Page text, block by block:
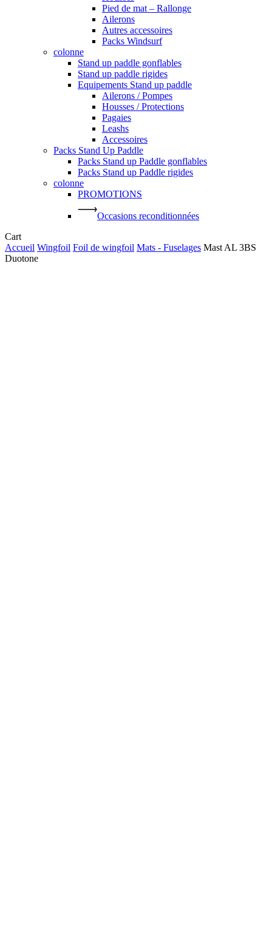
Pied de mat – Rallonge
Ailerons
Autres accessoires
Packs Windsurf
colonne
Stand up paddle gonflables
Stand up paddle rigides
Equipements Stand up paddle
Ailerons / Pompes
Housses / Protections
Pagaies
Leashs
Accessoires
Packs Stand Up Paddle
Packs Stand up Paddle gonflables
Packs Stand up Paddle rigides
colonne
PROMOTIONS
Occasions reconditionnées
CartClose
Cart
Accueil Wingfoil Foil de wingfoil Mats - Fuselages Mast AL 3BS
Duotone